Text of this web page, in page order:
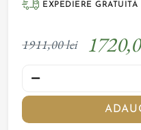
EXPEDIERE GRATUITĂ
1911,00 lei